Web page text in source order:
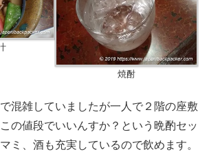
焼酎
混雑していましたが一人で２階の座敷
の値段でいいんすか？という晩酌セッ
ミ、酒も充実しているので飲めます。